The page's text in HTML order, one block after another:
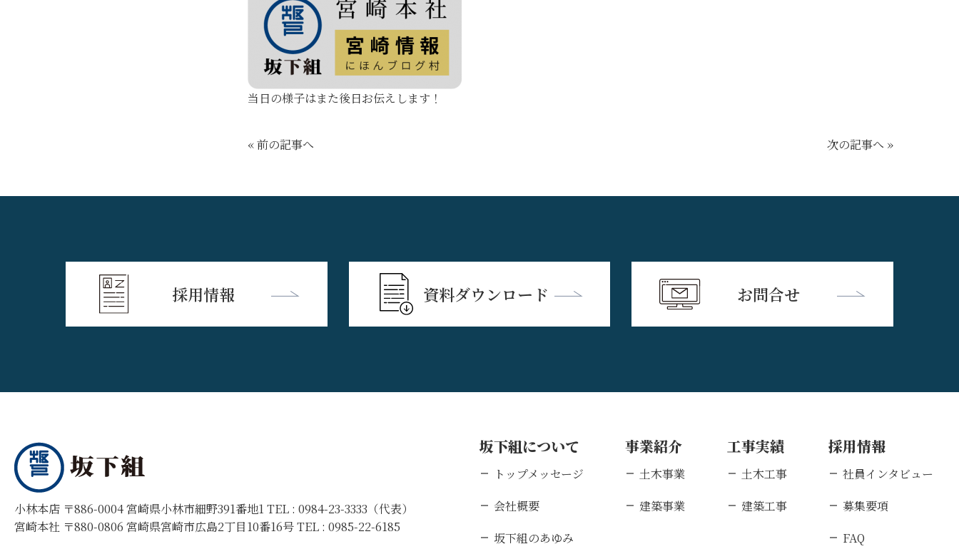
当日の様子はまた後日お伝えします！
« 前の記事へ 次の記事へ »
採用情報 資料ダウンロード お問合せ
小林本店 〒886-0004 宮崎県小林市細野391番地1 TEL : 0984-23-3333（代表）
宮崎本社 〒880-0806 宮崎県宮崎市広島2丁目10番16号 TEL : 0985-22-6185
坂下組について
トップメッセージ
会社概要
坂下組のあゆみ
事業紹介
土木事業
建築事業
工事実績
土木工事
建築工事
採用情報
社員インタビュー
募集要項
FAQ